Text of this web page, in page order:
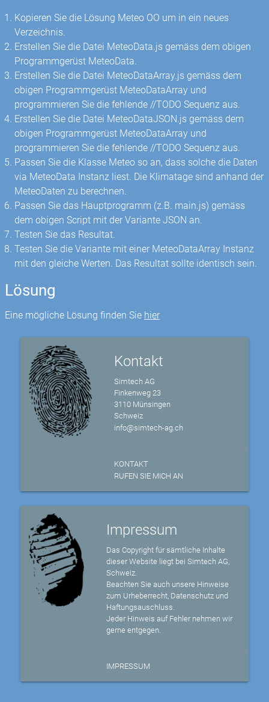
Kopieren Sie die Lösung Meteo OO um in ein neues
Verzeichnis.
Erstellen Sie die Datei MeteoData.js gemäss dem obigen
Programmgerüst MeteoData.
Erstellen Sie die Datei MeteoDataArray.js gemäss dem
obigen Programmgerüst MeteoDataArray und
programmieren Sie die fehlende //TODO Sequenz aus.
Erstellen Sie die Datei MeteoDataJSON.js gemäss dem
obigen Programmgerüst MeteoDataArray und
programmieren Sie die fehlende //TODO Sequenz aus.
Passen Sie die Klasse Meteo so an, dass solche die Daten
via MeteoData Instanz liest. Die Klimatage sind anhand der
MeteoDaten zu berechnen.
Passen Sie das Hauptprogramm (z.B. main.js) gemäss
dem obigen Script mit der Variante JSON an.
Testen Sie das Resultat.
Testen Sie die Variante mit einer MeteoDataArray Instanz
mit den gleiche Werten. Das Resultat sollte identisch sein.
Lösung
Eine mögliche Lösung finden Sie hier
Kontakt
Simtech AG
Finkenweg 23
3110 Münsingen
Schweiz
info@simtech-ag.ch
KONTAKT
RUFEN SIE MICH AN
Impressum
Das Copyright für sämtliche Inhalte
dieser Website liegt bei Simtech AG,
Schweiz.
Beachten Sie auch unsere Hinweise
zum Urheberrecht, Datenschutz und
Haftungsauschluss.
Jeder Hinweis auf Fehler nehmen wir
gerne entgegen.
IMPRESSUM